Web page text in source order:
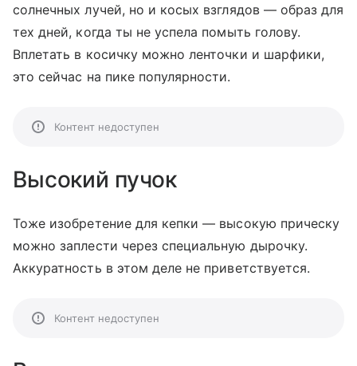
солнечных лучей, но и косых взглядов — образ для
тех дней, когда ты не успела помыть голову.
Вплетать в косичку можно ленточки и шарфики,
это сейчас на пике популярности.
Контент недоступен
Высокий пучок
Тоже изобретение для кепки — высокую прическу
можно заплести через специальную дырочку.
Аккуратность в этом деле не приветствуется.
Контент недоступен